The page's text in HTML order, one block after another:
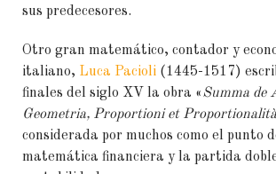
sus predecesores.
Otro gran matemático, contador y
italiano, Luca Pacioli (1445-1517)
finales del siglo XV la obra «Summa de
Geometria, Proportioni et Proportionalità
considerada por muchos como el punto
matemática financiera y la partida